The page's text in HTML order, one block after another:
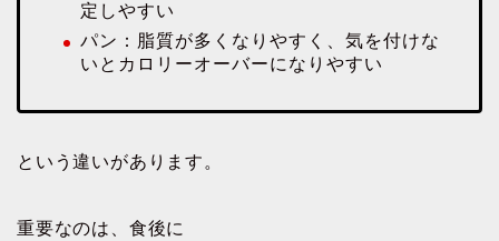
定しやすい
パン：脂質が多くなりやすく、気を付けな
いとカロリーオーバーになりやすい
という違いがあります。
重要なのは、食後に